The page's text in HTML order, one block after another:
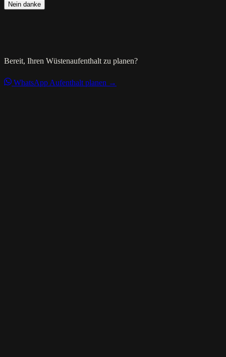
Nein danke
Bereit, Ihren Wüstenaufenthalt zu planen?
WhatsApp Aufenthalt planen →